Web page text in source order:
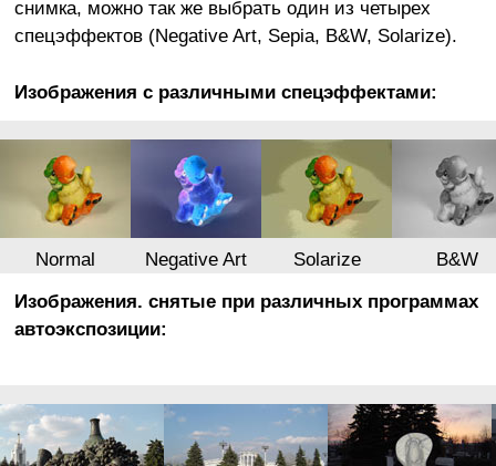
снимка, можно так же выбрать один из четырех
спецэффектов (Negative Art, Sepia, B&W, Solarize).
Изображения с различными спецэффектами:
Normal Negative Art Solarize
B&W
Изображения. снятые при различных программах
автоэкспозиции: